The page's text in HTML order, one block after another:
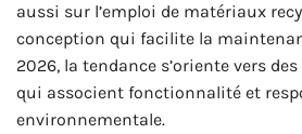
aussi sur l’emploi de matériaux
conception qui facilite la
2026, la tendance s’oriente vers
qui associent fonctionnalité et
environnementale.